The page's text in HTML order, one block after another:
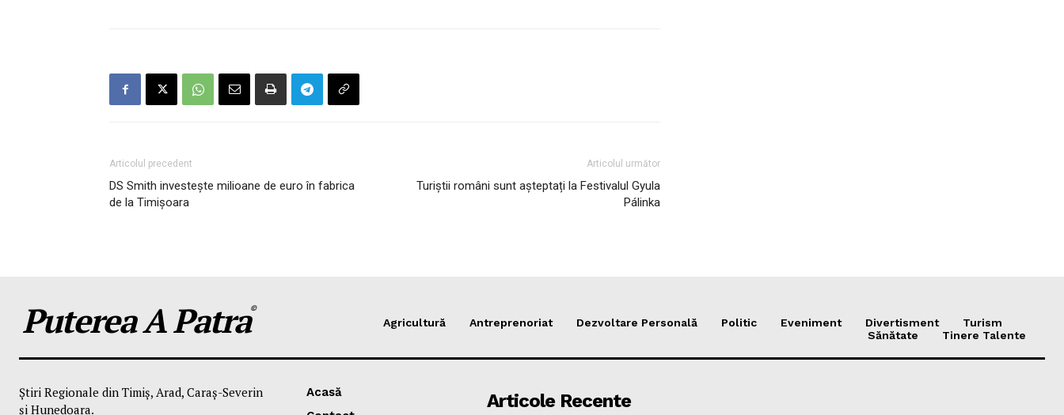
Articolul precedent
DS Smith investește milioane de euro în fabrica
de la Timișoara
Articolul următor
Turiștii români sunt așteptați la Festivalul Gyula
Pálinka
Puterea A Patra©
Agricultură Antreprenoriat Dezvoltare Personală Politic Eveniment Divertisment
Turism
Sănătate
Tinere Talente
Știri Regionale din Timiș, Arad, Caraș-Severin
și Hunedoara.
Acasă
Articole Recente